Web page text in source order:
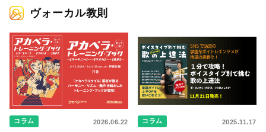
ヴォーカル教則
コラム 2026.06.22 コラム 2025.11.17